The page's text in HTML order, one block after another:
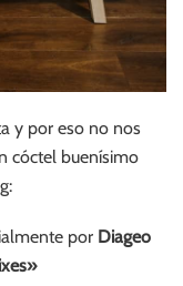
y por eso no nos
cóctel buenísimo
por Diageo